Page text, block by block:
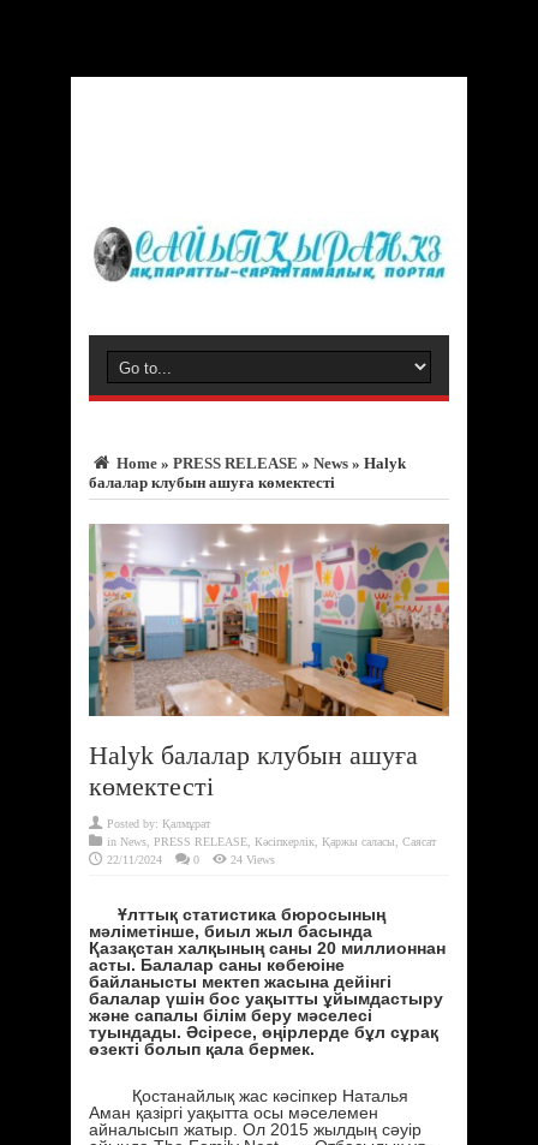
Home » PRESS RELEASE » News » Halyk
балалар клубын ашуға көмектесті
Halyk балалар клубын ашуға
көмектесті
Posted by: Қалмұрат
in News PRESS RELEASE Кәсіпкерлік Қаржы саласы
Саясат
22/11/2024
0 24 Views
Ұлттық статистика бюросының
мәліметінше, биыл жыл басында
Қазақстан халқының саны 20 миллионнан
асты. Балалар саны көбеюіне
байланысты мектеп жасына дейінгі
балалар үшін бос уақытты ұйымдастыру
және сапалы білім беру мәселесі
туындады. Әсіресе, өңірлерде бұл сұрақ
өзекті болып қала бермек.
Қостанайлық жас кәсіпкер Наталья
Аман қазіргі уақытта осы мәселемен
айналысып жатыр. Ол 2015 жылдың сәуір